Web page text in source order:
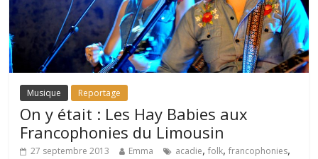
Musique Reportage
On y était : Les Hay Babies aux
Francophonies du Limousin
27 septembre 2013 Emma acadie,folk,francophonies,